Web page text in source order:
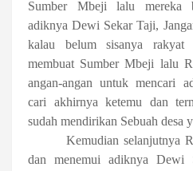
Sumber Mbeji lalu mereka
adiknya Dewi Sekar Taji,
kalau belum sisanya rakyat
membuat Sumber Mbeji lalu
angan-angan untuk mencari
cari akhirnya ketemu dan
sudah mendirikan Sebuah desa
Kemudian selanjutnya
dan menemui adiknya Dewi